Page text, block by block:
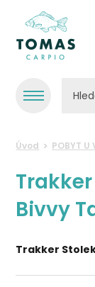
Úvod POBYT U
Bivvy
Trakker